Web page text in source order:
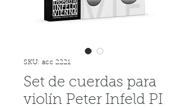
SKU: acc 2221
Set de cuerdas para
violín Peter Infeld PI